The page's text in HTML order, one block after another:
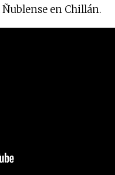
en Chillán.